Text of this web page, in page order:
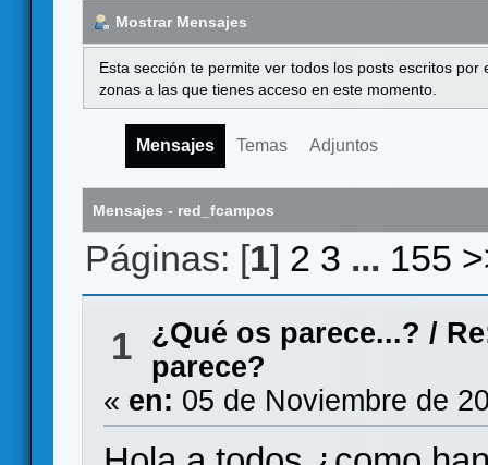
Mostrar Mensajes
Esta sección te permite ver todos los posts escritos
zonas a las que tienes acceso en este momento.
Mensajes Temas Adjuntos
Mensajes - red_fcampos
Páginas: [1] 2 3 ... 155
1 ¿Qué os parece...? /
parece?
« en: 05 de Noviembre de